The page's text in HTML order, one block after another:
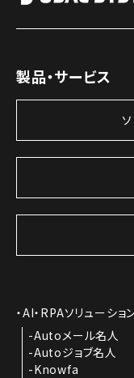
製品・サービス
AI・RPAソリューショ
Autoメール名人
Autoジョブ名人
Knowfa